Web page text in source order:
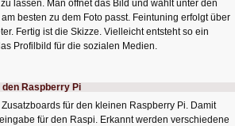
lassen. Man öffnet das Bild und wählt unter den
besten zu dem Foto passt. Feintuning erfolgt über
Fertig ist die Skizze. Vielleicht entsteht so ein
Profilbild für die sozialen Medien.
den Raspberry Pi
für den kleinen Raspberry Pi. Damit
für den Raspi. Erkannt werden verschiedene